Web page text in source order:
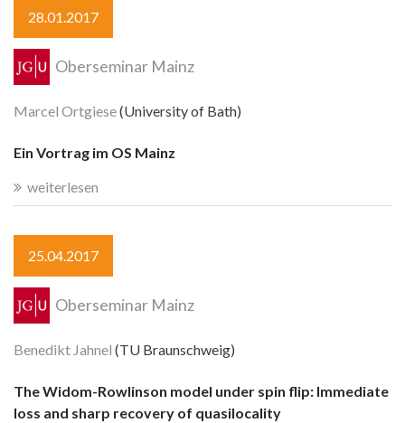
28.01.2017
Oberseminar Mainz
Marcel Ortgiese(University of Bath)
Ein Vortrag im OS Mainz
weiterlesen
25.04.2017
Oberseminar Mainz
Benedikt Jahnel (TU Braunschweig)
The Widom-Rowlinson model under spin flip: Immediate
loss and sharp recovery of quasilocality